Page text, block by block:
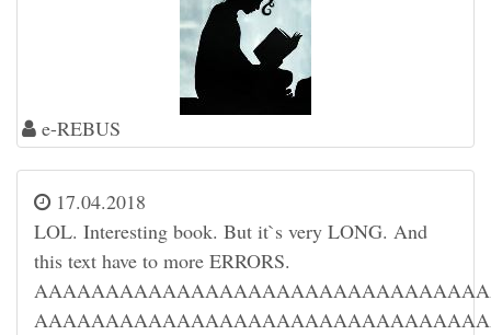
e-REBUS
17.04.2018
LOL. Interesting book. But it`s very LONG. And
this text have to more ERRORS.